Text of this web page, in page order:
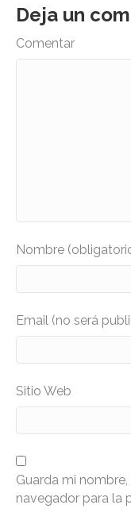
Deja un
Comentar
Nombre
Email (no será
Sitio Web
Guarda mi
navegador para la